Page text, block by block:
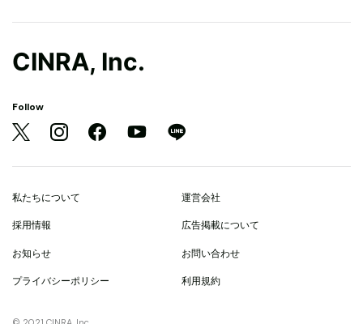
CINRA, Inc.
Follow
私たちについて 運営会社
採用情報 広告掲載について
お知らせ お問い合わせ
プライバシーポリシー 利用規約